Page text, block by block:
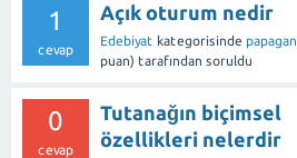
1
cevap
Açık oturum nedir
Edebiyat kategorisinde papagan
puan) tarafından soruldu
0
cevap
Tutanağın biçimsel
özellikleri nelerdir